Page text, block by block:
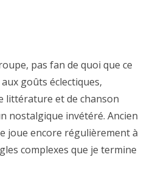
pas fan de quoi que ce
goûts éclectiques,
littérature et de chanson
nostalgique invétéré. Ancien
joue encore régulièrement à
complexes que je termine